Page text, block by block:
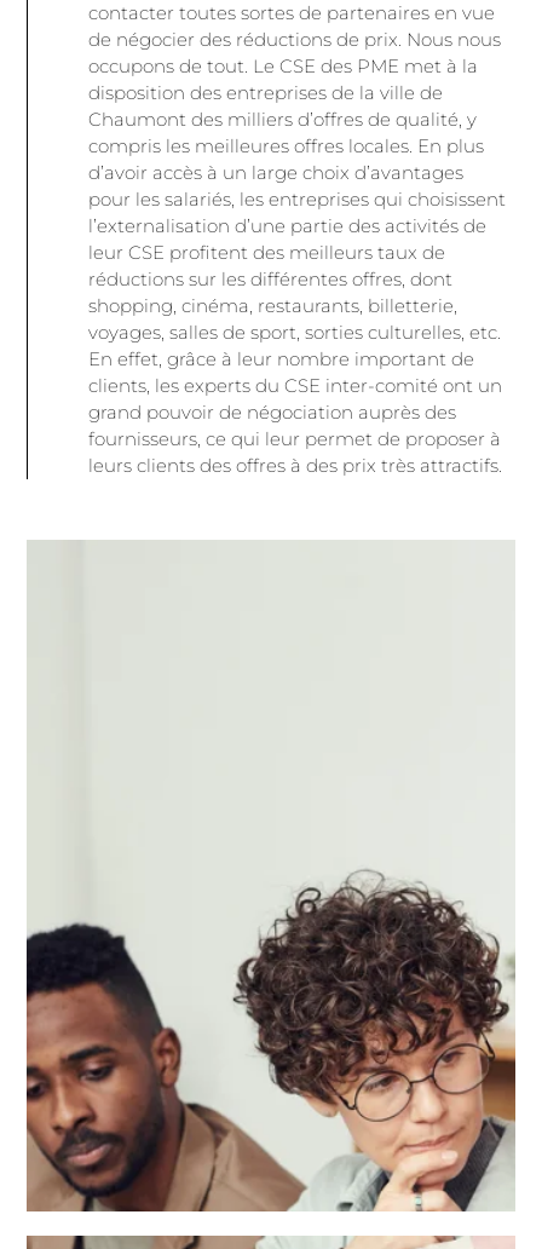
contacter toutes sortes de partenaires en vue
de négocier des réductions de prix. Nous nous
occupons de tout. Le CSE des PME met à la
disposition des entreprises de la ville de
Chaumont des milliers d’offres de qualité, y
compris les meilleures offres locales. En plus
d’avoir accès à un large choix d’avantages
pour les salariés, les entreprises qui choisissent
l’externalisation d’une partie des activités de
leur CSE profitent des meilleurs taux de
réductions sur les différentes offres, dont
shopping, cinéma, restaurants, billetterie,
voyages, salles de sport, sorties culturelles, etc.
En effet, grâce à leur nombre important de
clients, les experts du CSE inter-comité ont un
grand pouvoir de négociation auprès des
fournisseurs, ce qui leur permet de proposer à
leurs clients des offres à des prix très attractifs.